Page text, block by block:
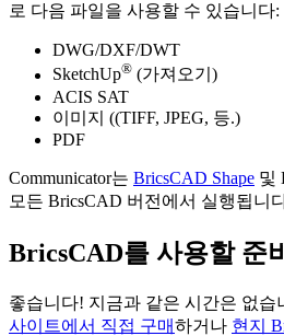
로 다음 파일을 사용할 수 있습니다:
DWG/DXF/DWT
SketchUp® (가져오기)
ACIS SAT
이미지 ((TIFF, JPEG, 등.)
PDF
Communicator는 BricsCAD Shape 및
모든 BricsCAD 버전에서 실행됩니
BricsCAD를 사용할 준
좋습니다! 지금과 같은 시간은 없습
사이트에서 직접 구매하거나 현지